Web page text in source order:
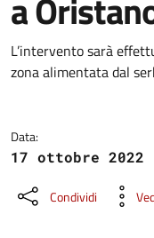
a
Dettagli
L’intervento sarà
zona alimentata dal
Data:
17 ottobre 2022
Condividi